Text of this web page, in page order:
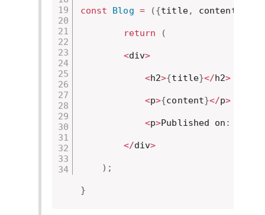
const Blog = ({title, content
return (
<div>
<h2>{title}</h2>
<p>{content}</p>
<p>Published on :
</div>
) ;
}